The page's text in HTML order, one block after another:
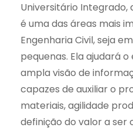
Universitário Integrado,
é uma das áreas mais
Engenharia Civil, seja
pequenas. Ela ajudará
ampla visão de
capazes de auxiliar o
materiais, agilidade
definição do valor a